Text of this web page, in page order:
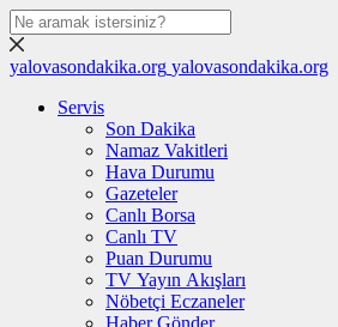
yalovasondakika.org yalovasondakika.org
Servis
Son Dakika
Namaz Vakitleri
Hava Durumu
Gazeteler
Canlı Borsa
Canlı TV
Puan Durumu
TV Yayın Akışları
Nöbetçi Eczaneler
Haber Gönder